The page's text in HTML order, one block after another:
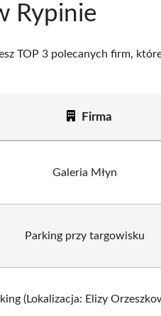
Rypinie
TOP 3 polecanych firm,
Firma
Galeria Młyn
Parking przy targowisku
(Lokalizacja: Elizy